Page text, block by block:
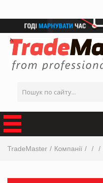
TradeMaster Компанії